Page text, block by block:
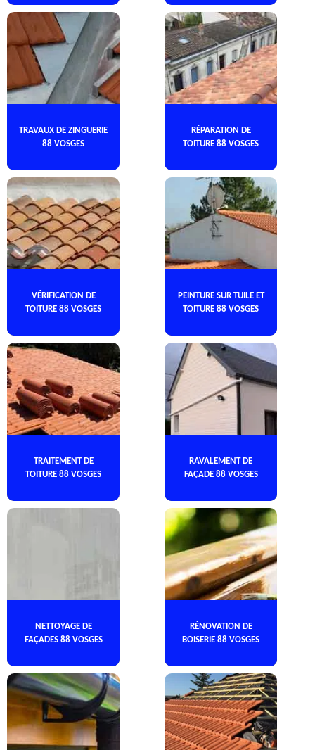
TRAVAUX DE ZINGUERIE
88 VOSGES
RÉPARATION DE
TOITURE 88 VOSGES
VÉRIFICATION DE
TOITURE 88 VOSGES
PEINTURE SUR TUILE ET
TOITURE 88 VOSGES
TRAITEMENT DE
TOITURE 88 VOSGES
RAVALEMENT DE
FAÇADE 88 VOSGES
NETTOYAGE DE
FAÇADES 88 VOSGES
RÉNOVATION DE
BOISERIE 88 VOSGES